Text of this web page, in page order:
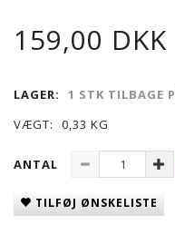
159,00 DKK
LAGER:
1 STK TILBAGE
VÆGT:
0,33 KG
ANTAL
TILFØJ ØNSKELISTE